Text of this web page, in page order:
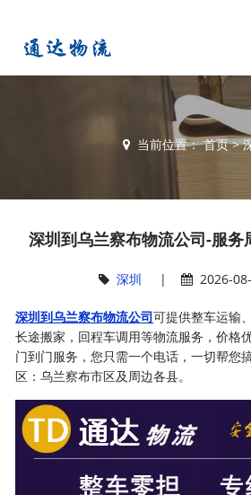
当前位置：首页>
深圳到乌兰察布物流公司-服务
深圳 | 2026-
深圳到乌兰察布物流公司可提供整车运输
长途搬家，回程车调用等物流服务，价格
门到门服务，您只需一个电话，一切帮您
区：乌兰察布市区及周边各县。